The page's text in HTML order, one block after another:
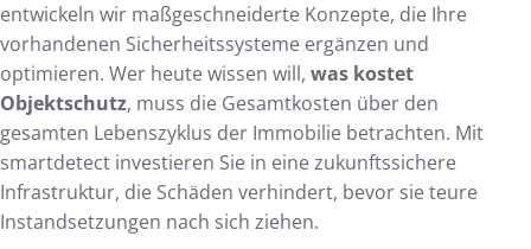
entwickeln wir maßgeschneiderte Konzepte, die Ihre
vorhandenen Sicherheitssysteme ergänzen und
optimieren. Wer heute wissen will, was kostet
Objektschutz, muss die Gesamtkosten über den
gesamten Lebenszyklus der Immobilie betrachten. Mit
smartdetect investieren Sie in eine zukunftssichere
Infrastruktur, die Schäden verhindert, bevor sie teure
Instandsetzungen nach sich ziehen.